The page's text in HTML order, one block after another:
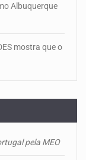
Albuquerque
mostra que o
pela MEO